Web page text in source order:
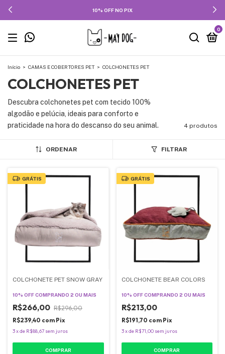
10% OFF NO PIX
0
Início > CAMAS E COBERTORES PET > COLCHONETES PET
COLCHONETES PET
Descubra colchonetes pet com tecido 100%
algodão e pelúcia, ideais para conforto e
praticidade na hora do descanso do seu animal.
4 produtos
ORDENAR FILTRAR
GRÁTIS
COLCHONETE PET SNOW GRAY
10% OFFCOMPRANDO 2 OU MAIS
R$266,00 R$296,00
R$239,40 com Pix
3xde R$88,67 sem juros
COMPRAR
GRÁTIS
COLCHONETE BEAR COLORS
10% OFF COMPRANDO 2 OU MAIS
R$213,00
R$191,70 com Pix
3xde R$71,00 sem juros
COMPRAR